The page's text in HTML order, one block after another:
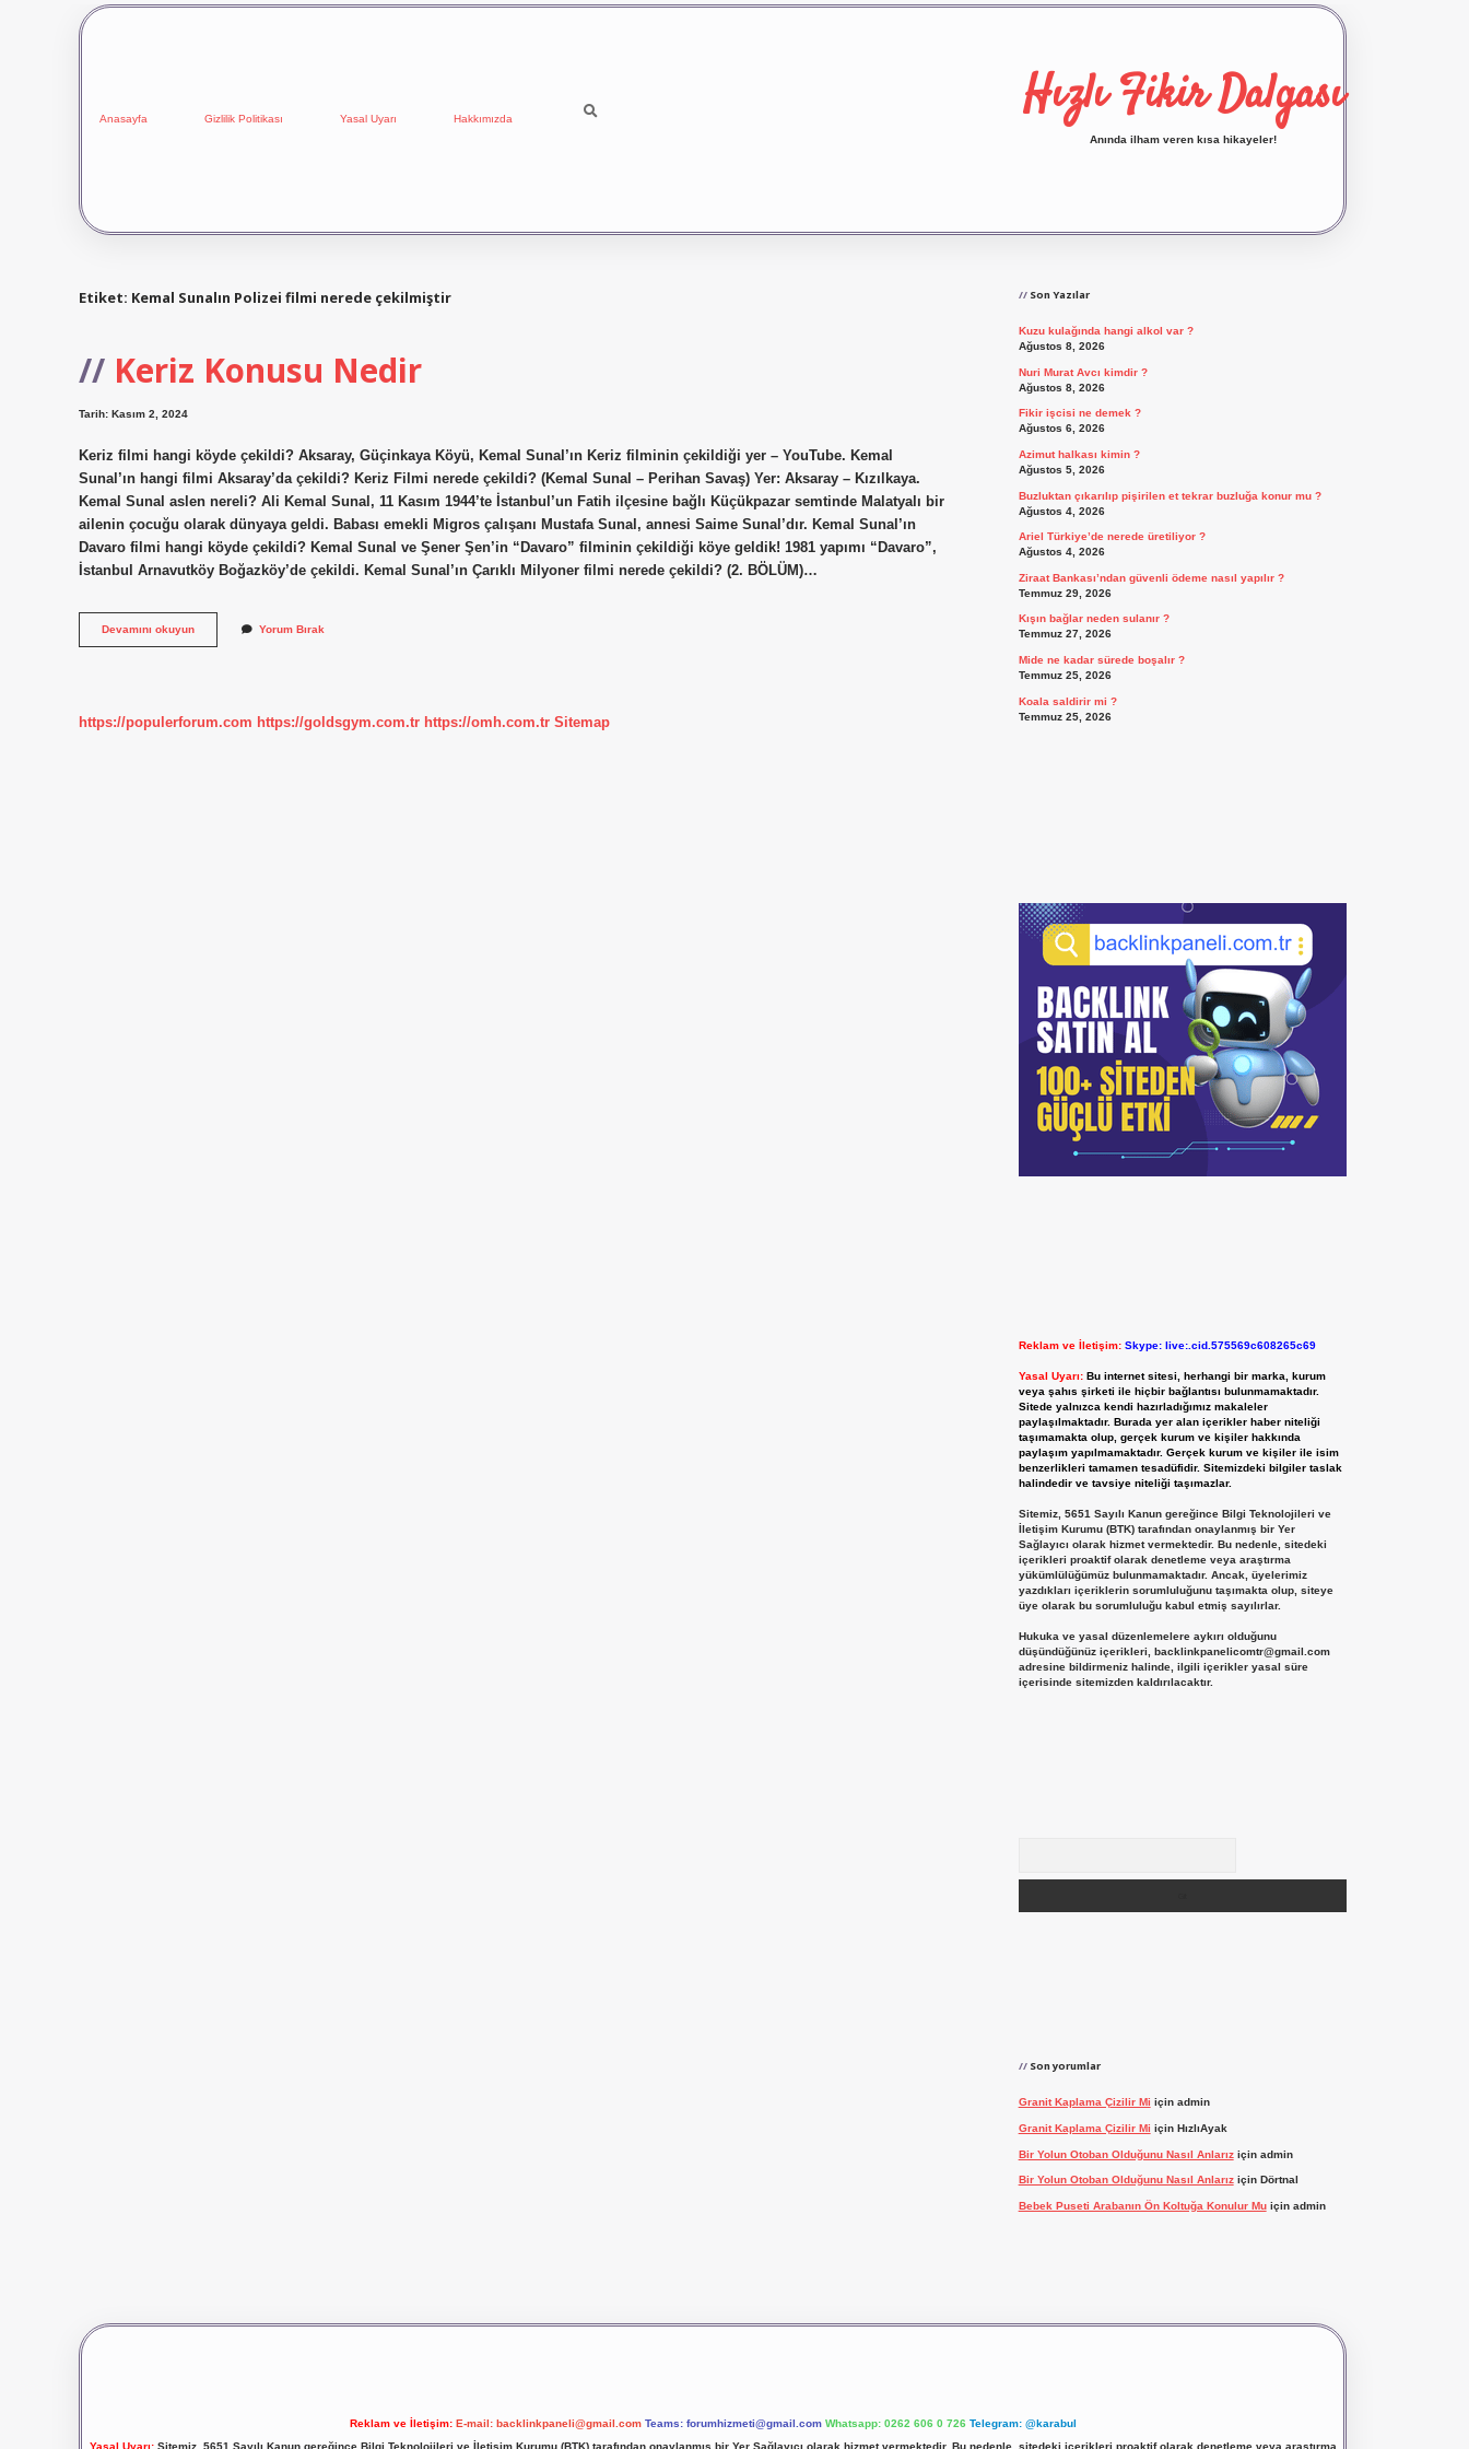
Anasayfa Gizlilik Politikası Yasal Uyarı Hakkımızda Hızlı Fikir Dalgası
Anında ilham veren kısa hikayeler!
Etiket: Kemal Sunalın Polizei filmi nerede çekilmiştir
Keriz Konusu Nedir
Tarih: Kasım 2, 2024
Keriz filmi hangi köyde çekildi? Aksaray, Güçinkaya Köyü, Kemal Sunal’ın Keriz filminin çekildiği yer – YouTube. Kemal
Sunal’ın hangi filmi Aksaray’da çekildi? Keriz Filmi nerede çekildi? (Kemal Sunal – Perihan Savaş) Yer: Aksaray – Kızılkaya.
Kemal Sunal aslen nereli? Ali Kemal Sunal, 11 Kasım 1944’te İstanbul’un Fatih ilçesine bağlı Küçükpazar semtinde Malatyalı bir
ailenin çocuğu olarak dünyaya geldi. Babası emekli Migros çalışanı Mustafa Sunal, annesi Saime Sunal’dır. Kemal Sunal’ın
Davaro filmi hangi köyde çekildi? Kemal Sunal ve Şener Şen’in “Davaro” filminin çekildiği köye geldik! 1981 yapımı “Davaro”,
İstanbul Arnavutköy Boğazköy’de çekildi. Kemal Sunal’ın Çarıklı Milyoner filmi nerede çekildi? (2. BÖLÜM)…
Devamını okuyunKeriz
Konusu
Yorum Bırak
https://populerforum.com https://goldsgym.com.tr https://omh.com.tr Sitemap
Son Yazılar
Kuzu kulağında hangi alkol var ?
Ağustos 8, 2026
Nuri Murat Avcı kimdir ?
Ağustos 8, 2026
Fikir işcisi ne demek ?
Ağustos 6, 2026
Azimut halkası kimin ?
Ağustos 5, 2026
Buzluktan çıkarılıp pişirilen et tekrar buzluğa konur mu ?
Ağustos 4, 2026
Ariel Türkiye’de nerede üretiliyor ?
Ağustos 4, 2026
Ziraat Bankası’ndan güvenli ödeme nasıl yapılır ?
Temmuz 29, 2026
Kışın bağlar neden sulanır ?
Temmuz 27, 2026
Mide ne kadar sürede boşalır ?
Temmuz 25, 2026
Koala saldirir mi ?
Temmuz 25, 2026
Reklam ve İletişim: Skype: live:.cid.575569c608265c69
Yasal Uyarı: Bu internet sitesi, herhangi bir marka, kurum
veya şahıs şirketi ile hiçbir bağlantısı bulunmamaktadır.
Sitede yalnızca kendi hazırladığımız makaleler
paylaşılmaktadır. Burada yer alan içerikler haber niteliği
taşımamakta olup, gerçek kurum ve kişiler hakkında
paylaşım yapılmamaktadır. Gerçek kurum ve kişiler ile isim
benzerlikleri tamamen tesadüfidir. Sitemizdeki bilgiler taslak
halindedir ve tavsiye niteliği taşımazlar.
Sitemiz, 5651 Sayılı Kanun gereğince Bilgi Teknolojileri ve
İletişim Kurumu (BTK) tarafından onaylanmış bir Yer
Sağlayıcı olarak hizmet vermektedir. Bu nedenle, sitedeki
içerikleri proaktif olarak denetleme veya araştırma
yükümlülüğümüz bulunmamaktadır. Ancak, üyelerimiz
yazdıkları içeriklerin sorumluluğunu taşımakta olup, siteye
üye olarak bu sorumluluğu kabul etmiş sayılırlar.
Hukuka ve yasal düzenlemelere aykırı olduğunu
düşündüğünüz içerikleri, backlinkpanelicomtr@gmail.com
adresine bildirmeniz halinde, ilgili içerikler yasal süre
içerisinde sitemizden kaldırılacaktır.
Son yorumlar
Granit Kaplama Çizilir Mi için admin
Granit Kaplama Çizilir Mi için HızlıAyak
Bir Yolun Otoban Olduğunu Nasıl Anlarıziçin admin
Bir Yolun Otoban Olduğunu Nasıl Anlarıziçin Dörtnal
Bebek Puseti Arabanın Ön Koltuğa Konulur Muiçin admin
Reklam ve İletişim: E-mail: backlinkpaneli@gmail.com Teams: forumhizmeti@gmail.com Whatsapp: 0262 606 0 726 Telegram: @karabul
Yasal Uyarı:Sitemiz, 5651 Sayılı Kanun gereğince Bilgi Teknolojileri ve İletişim Kurumu (BTK) tarafından onaylanmış bir Yer Sağlayıcı olarak hizmet vermektedir. Bu nedenle, sitedeki içerikleri proaktif olarak denetleme veya araştırma